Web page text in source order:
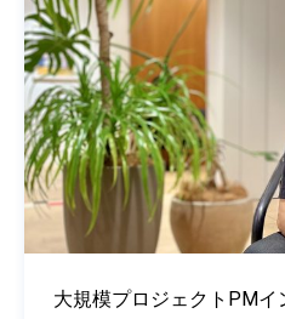
大規模プロジェクトPM